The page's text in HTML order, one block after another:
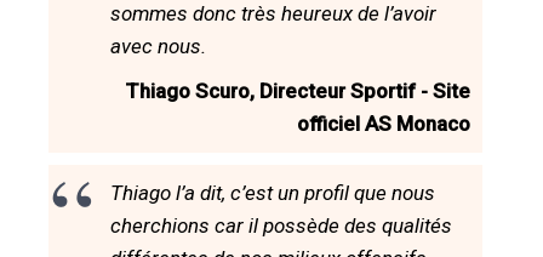
sommes donc très heureux de l’avoir
avec nous.
Thiago Scuro, Directeur Sportif - Site
officiel AS Monaco
Thiago l’a dit, c’est un profil que nous
cherchions car il possède des qualités